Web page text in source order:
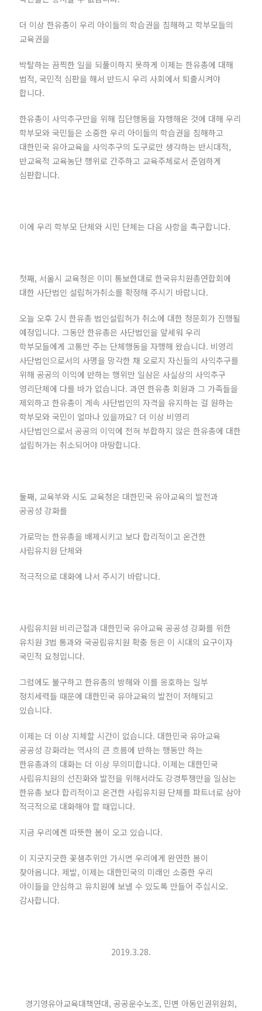
더 이상 한유총이 우리 아이들의 학습권을 침해하고 학부모들의
교육권을
박탈하는 끔찍한 일을 되풀이하지 못하게 이제는 한유총에 대해
법적, 국민적 심판을 해서 반드시 우리 사회에서 퇴출시켜야
합니다.
한유총이 사익추구만을 위해 집단행동을 자행해온 것에 대해 우리
학부모와 국민들은 소중한 우리 아이들의 학습권을 침해하고
대한민국 유아교육을 사익추구의 도구로만 생각하는 반시대적,
반교육적 교육농단 행위로 간주하고 교육주체로서 준엄하게
심판합니다.
이에 우리 학부모 단체와 시민 단체는 다음 사항을 촉구합니다.
첫째, 서울시 교육청은 이미 통보한대로 한국유치원총연합회에
대한 사단법인 설립허가취소를 확정해 주시기 바랍니다.
오늘 오후 2시 한유총 법인설립허가 취소에 대한 청문회가 진행될
예정입니다. 그동안 한유총은 사단법인을 앞세워 우리
학부모들에게 고통만 주는 단체행동을 자행해 왔습니다. 비영리
사단법인으로서의 사명을 망각한 채 오로지 자신들의 사익추구를
위해 공공의 이익에 반하는 행위만 일삼은 사실상의 사익추구
영리단체에 다를 바가 없습니다. 과연 한유총 회원과 그 가족들을
제외하고 한유총이 계속 사단법인의 자격을 유지하는 걸 원하는
학부모와 국민이 얼마나 있을까요? 더 이상 비영리
사단법인으로서 공공의 이익에 전혀 부합하지 않은 한유총에 대한
설립허가는 취소되어야 마땅합니다.
둘째, 교육부와 시도 교육청은 대한민국 유아교육의 발전과
공공성 강화를
가로막는 한유총을 배제시키고 보다 합리적이고 온건한
사립유치원 단체와
적극적으로 대화에 나서 주시기 바랍니다.
사립유치원 비리근절과 대한민국 유아교육 공공성 강화를 위한
유치원 3법 통과와 국공립유치원 확충 등은 이 시대의 요구이자
국민적 요청입니다.
그럼에도 불구하고 한유총의 방해와 이를 옹호하는 일부
정치세력들 때문에 대한민국 유아교육의 발전이 저해되고
있습니다.
이제는 더 이상 지체할 시간이 없습니다. 대한민국 유아교육
공공성 강화라는 역사의 큰 흐름에 반하는 행동만 하는
한유총과의 대화는 더 이상 무의미합니다. 이제는 대한민국
사립유치원의 선진화와 발전을 위해서라도 강경투쟁만을 일삼는
한유총 보다 합리적이고 온건한 사립유치원 단체를 파트너로 삼아
적극적으로 대화해야 할 때입니다.
지금 우리에겐 따뜻한 봄이 오고 있습니다.
이 지긋지긋한 꽃샘추위만 가시면 우리에게 완연한 봄이
찾아옵니다. 제발, 이제는 대한민국의 미래인 소중한 우리
아이들을 안심하고 유치원에 보낼 수 있도록 만들어 주십시오.
감사합니다.
2019.3.28.
경기영유아교육대책연대, 공공운수노조, 민변 아동인권위원회,